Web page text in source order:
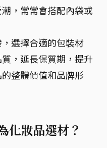
，常常會搭配內袋或
選擇合適的包裝材
，延長保質期，提升
整體價值和品牌形
化妝品選材？